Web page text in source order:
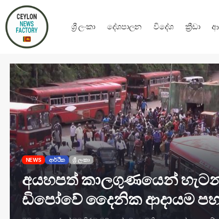
ශ්‍රී ලංකා දේශපාලන විදේශ ක්‍රීඩා
NEWS ආර්ථික ශ්‍රී ලංකා
අයහපත් කාලගුණයෙන්
ඩිපෝවේ දෛනික ආදායම